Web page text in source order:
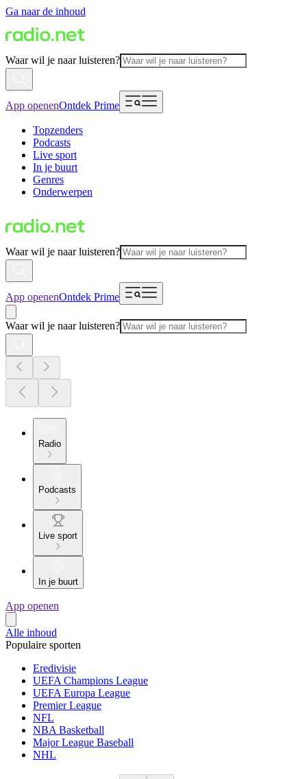
Ga naar de inhoud
Waar wil je naar luisteren?
App openenOntdek Prime
Topzenders
Podcasts
Live sport
In je buurt
Genres
Onderwerpen
Waar wil je naar luisteren?
App openenOntdek Prime
Waar wil je naar luisteren?
Radio
Podcasts
Live sport
In je buurt
App openen
Alle inhoud
Populaire sporten
Eredivisie
UEFA Champions League
UEFA Europa League
Premier League
NFL
NBA Basketball
Major League Baseball
NHL